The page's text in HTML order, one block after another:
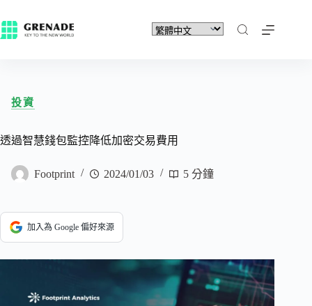
投資
透過智慧錢包監控降低加密交易費用
Footprint 2024/01/03 5 分鐘
加入為 Google 偏好來源